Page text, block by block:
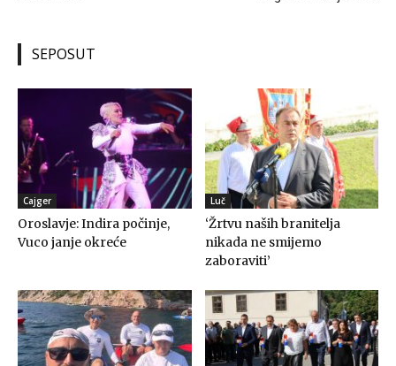
SEPOSUT
Cajger
Oroslavje: Indira počinje,
Vuco janje okreće
Luč
‘Žrtvu naših branitelja
nikada ne smijemo
zaboraviti’